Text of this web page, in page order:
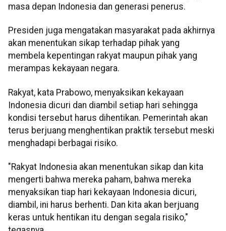
masa depan Indonesia dan generasi penerus.
Presiden juga mengatakan masyarakat pada akhirnya
akan menentukan sikap terhadap pihak yang
membela kepentingan rakyat maupun pihak yang
merampas kekayaan negara.
Rakyat, kata Prabowo, menyaksikan kekayaan
Indonesia dicuri dan diambil setiap hari sehingga
kondisi tersebut harus dihentikan. Pemerintah akan
terus berjuang menghentikan praktik tersebut meski
menghadapi berbagai risiko.
"Rakyat Indonesia akan menentukan sikap dan kita
mengerti bahwa mereka paham, bahwa mereka
menyaksikan tiap hari kekayaan Indonesia dicuri,
diambil, ini harus berhenti. Dan kita akan berjuang
keras untuk hentikan itu dengan segala risiko,"